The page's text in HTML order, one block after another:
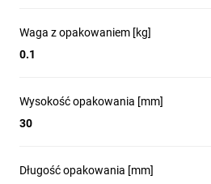
Waga z opakowaniem [kg]
0.1
Wysokość opakowania [mm]
30
Długość opakowania [mm]